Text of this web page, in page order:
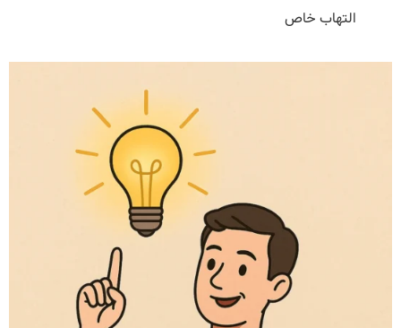
التهاب خاص